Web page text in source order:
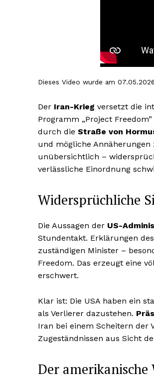
Dieses Video wurde am
Der Iran-Krieg versetzt die
Programm „Project
durch die Straße von
und mögliche Annäherungen
unübersichtlich –
verlässliche Einordnung
Widersprüchliche
Die Aussagen der US-
Stundentakt. Erklärungen
zuständigen Minister –
Freedom. Das erzeugt eine
erschwert.
Klar ist: Die USA haben ein
als Verlierer dazustehen.
Iran bei einem Scheitern der
Zugeständnissen aus Sicht
Der